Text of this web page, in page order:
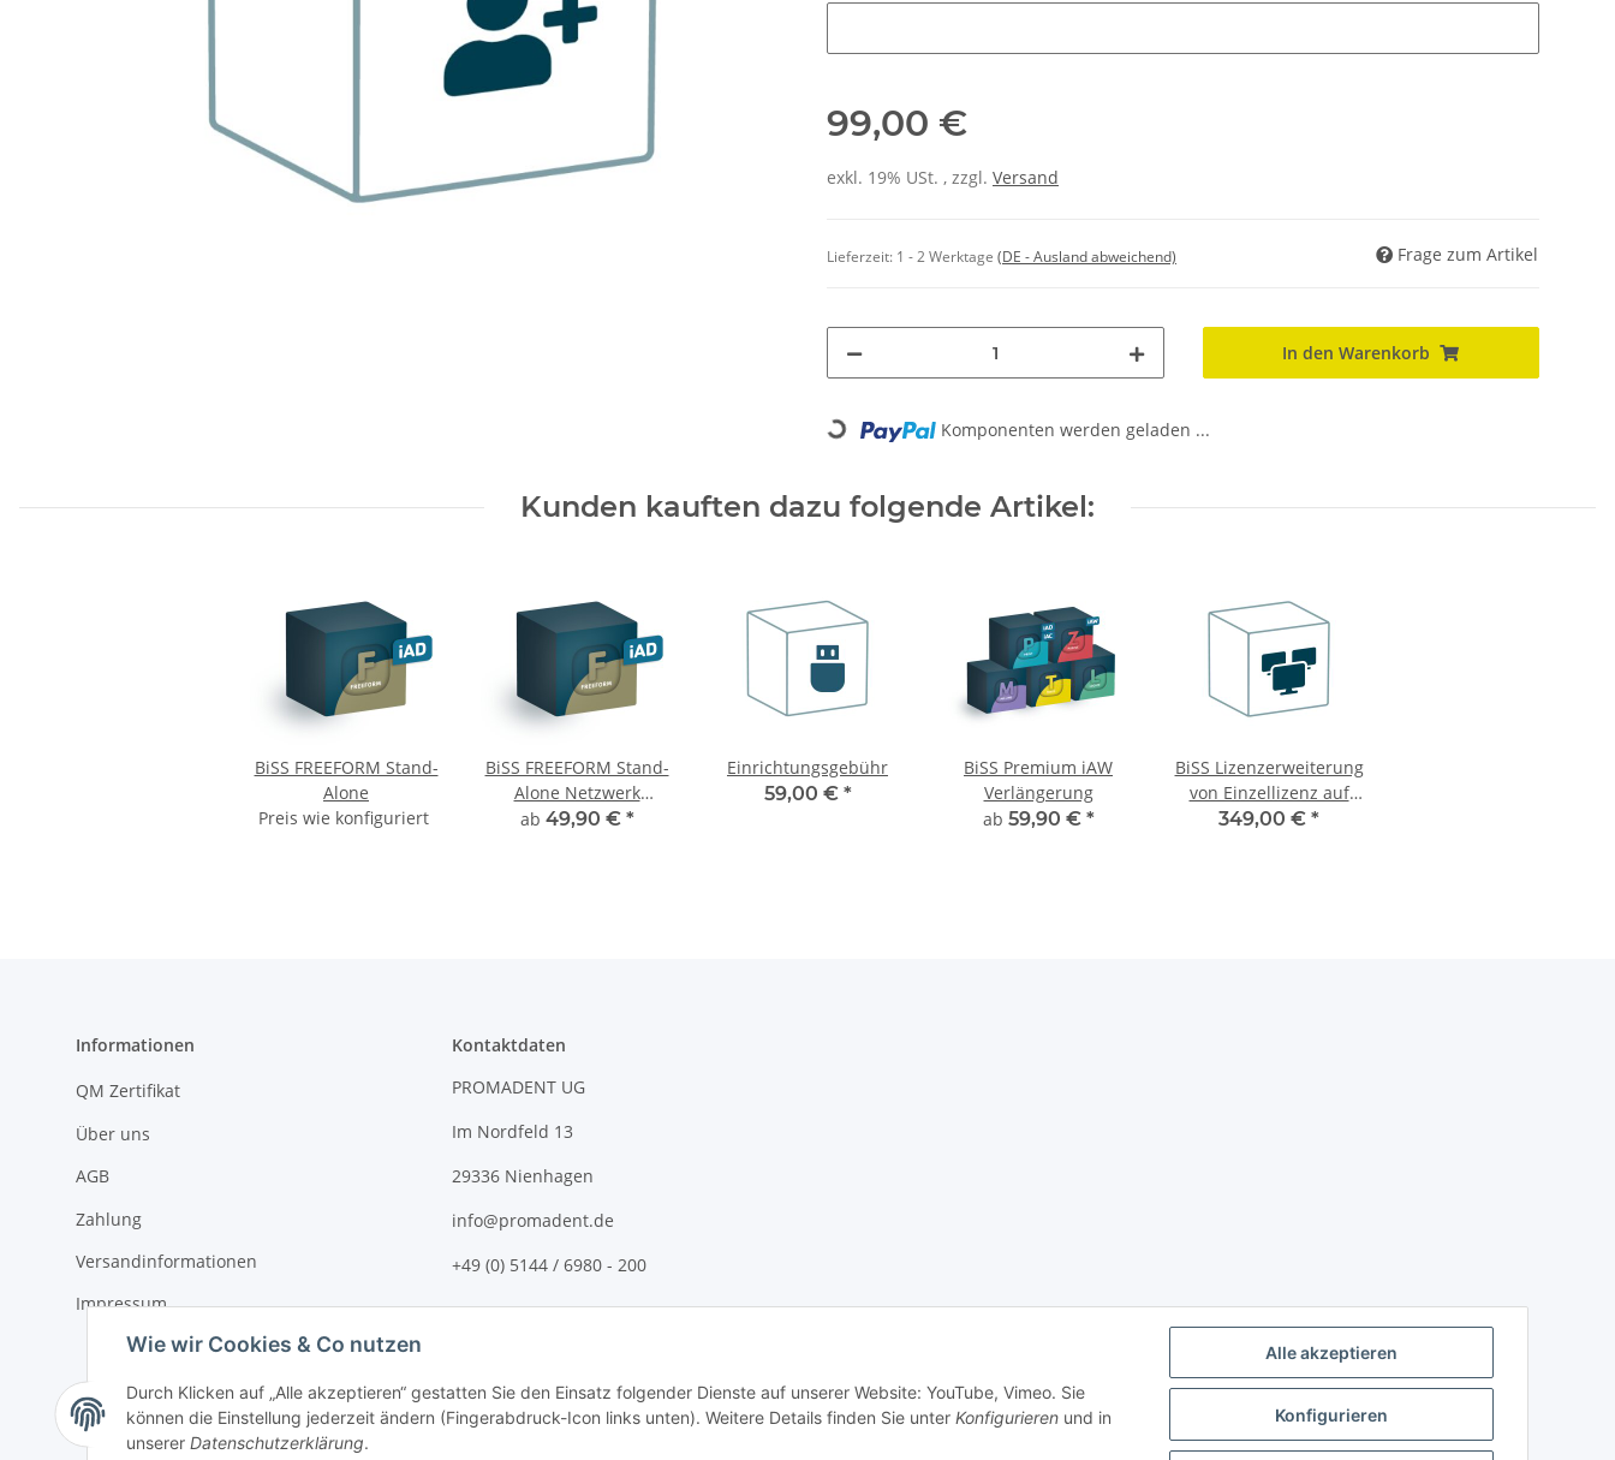
99,00 €
exkl. 19% USt. , zzgl. Versand
Lieferzeit: 1 - 2 Werktage (DE - Ausland abweichend) Frage zum Artikel
In den Warenkorb
Loading... Komponenten werden geladen ...
Kunden kauften dazu folgende Artikel:
BiSS FREEFORM Stand-
Alone
Preis wie konfiguriert
BiSS FREEFORM Stand-
Alone Netzwerk
Verlängerung
ab 49,90 € *
Einrichtungsgebühr
59,00 € *
BiSS Premium iAW
Verlängerung
ab 59,90 € *
BiSS Lizenzerweiterung
von Einzellizenz auf
Netzwerklizenz
349,00 € *
Informationen
QM Zertifikat
Über uns
AGB
Zahlung
Versandinformationen
Impressum
Kontaktdaten
PROMADENT UG
Im Nordfeld 13
29336 Nienhagen
info@promadent.de
+49 (0) 5144 / 6980 - 200
Wie wir Cookies & Co nutzen
Durch Klicken auf „Alle akzeptieren“ gestatten Sie den Einsatz folgender Dienste auf unserer Website: YouTube, Vimeo. Sie
können die Einstellung jederzeit ändern (Fingerabdruck-Icon links unten). Weitere Details finden Sie unter Konfigurieren und in
unserer Datenschutzerklärung.
Alle akzeptieren
Konfigurieren